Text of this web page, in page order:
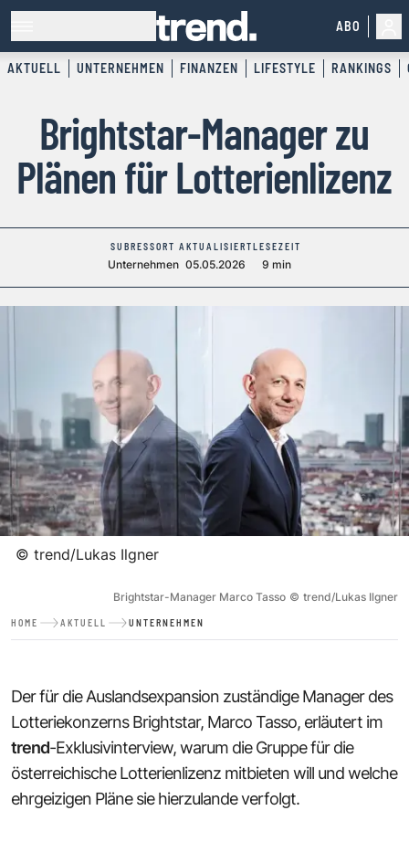
ABO
AKTUELL UNTERNEHMEN FINANZEN LIFESTYLE RANKINGS
Brightstar-Manager zu
Plänen für Lotterienlizenz
SUBRESSORT
Unternehmen
AKTUALISIERT
05.05.2026
LESEZEIT
9 min
© trend/Lukas Ilgner
Brightstar-Manager Marco Tasso © trend/Lukas Ilgner
HOME AKTUELL UNTERNEHMEN
Der für die Auslandsexpansion zuständige Manager des
Lotteriekonzerns Brightstar, Marco Tasso, erläutert im
trend-Exklusivinterview, warum die Gruppe für die
österreichische Lotterienlizenz mitbieten will und welche
ehrgeizigen Pläne sie hierzulande verfolgt.